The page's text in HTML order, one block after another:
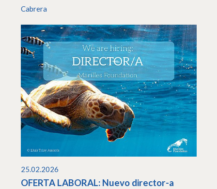
Cabrera
25.02.2026
OFERTA LABORAL: Nuevo director-a